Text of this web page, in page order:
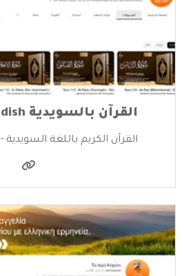
القرآن بالسويدية Quran in swedish
القرآن الكريم باللغة السويدية - Quran in swedish